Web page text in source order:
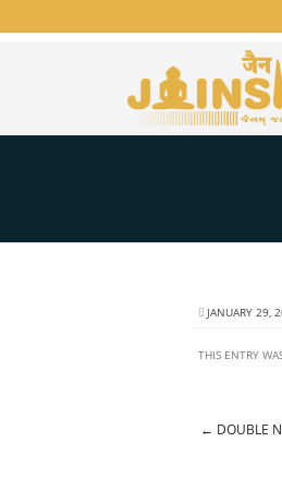
JANUARY 29,
THIS ENTRY
← DOUBLE